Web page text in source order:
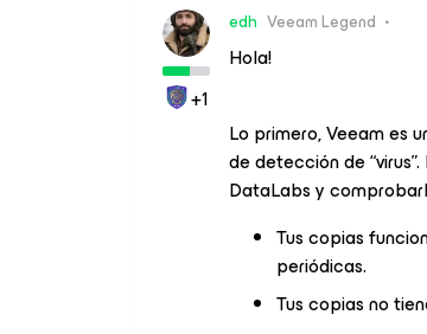
+1
edh Veeam Legend
Hola!
Lo primero, Veeam es
de detección de
DataLabs y
Tus copias
periódicas.
Tus copias no